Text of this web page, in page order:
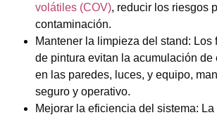
volátiles (COV), reducir los riesgos
contaminación.
Mantener la limpieza del stand: Los
de pintura evitan la acumulación de
en las paredes, luces, y equipo,
seguro y operativo.
Mejorar la eficiencia del sistema: